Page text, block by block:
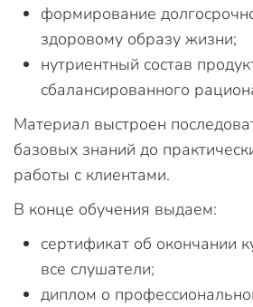
формирование
здоровому образу жизни;
нутриентный состав
сбалансированного
Материал выстроен
базовых знаний до
работы с клиентами.
В конце обучения выдаем:
сертификат об окончании
все слушатели;
диплом о